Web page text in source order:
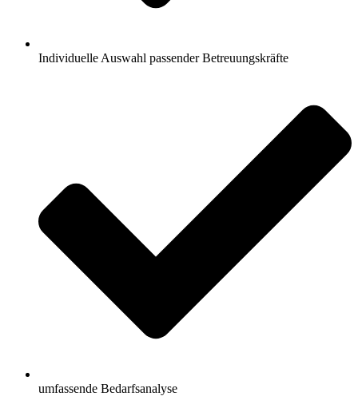
Individuelle Auswahl passender Betreuungskräfte
umfassende Bedarfsanalyse